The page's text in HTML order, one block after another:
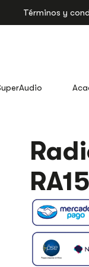
Términos y
RA1500
PRO
DJ
ESTÉREO
CANTIDAD